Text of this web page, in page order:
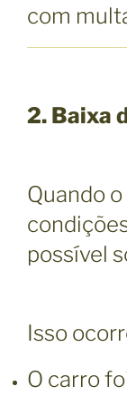
com
2. Baixa
Quando
possível
Isso
O carro